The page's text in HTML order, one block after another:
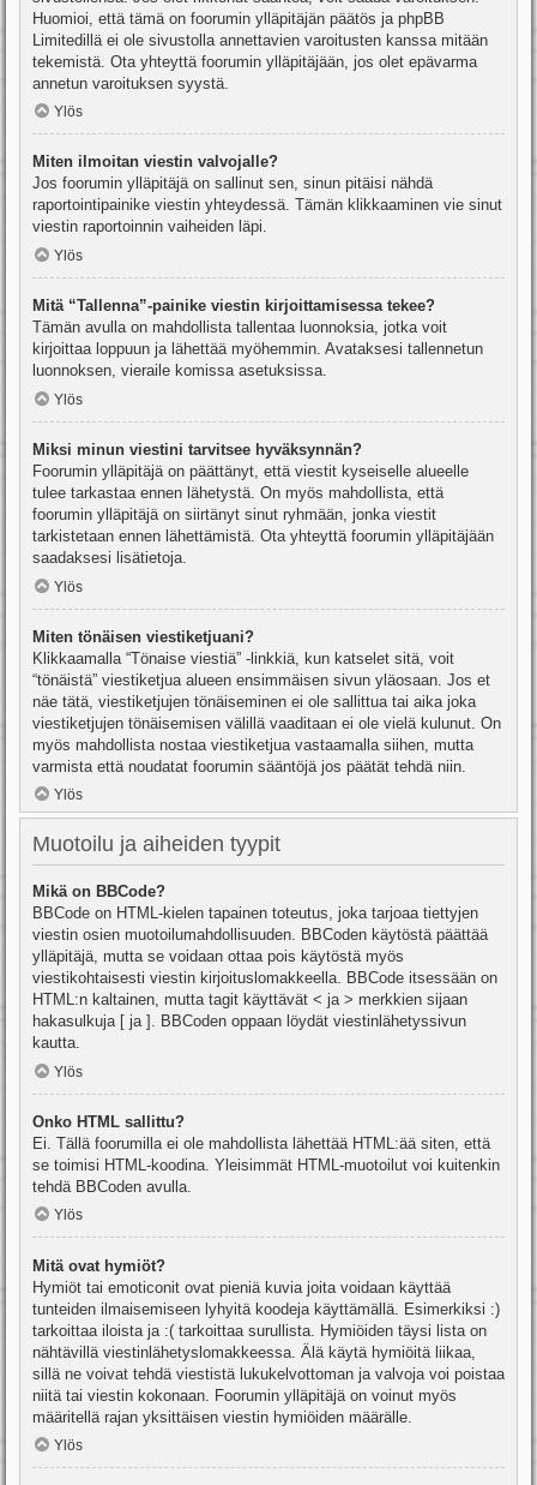
Huomioi, että tämä on foorumin ylläpitäjän päätös ja phpBB
Limitedillä ei ole sivustolla annettavien varoitusten kanssa mitään
tekemistä. Ota yhteyttä foorumin ylläpitäjään, jos olet epävarma
annetun varoituksen syystä.
Ylös
Miten ilmoitan viestin valvojalle?
Jos foorumin ylläpitäjä on sallinut sen, sinun pitäisi nähdä
raportointipainike viestin yhteydessä. Tämän klikkaaminen vie sinut
viestin raportoinnin vaiheiden läpi.
Ylös
Mitä “Tallenna”-painike viestin kirjoittamisessa tekee?
Tämän avulla on mahdollista tallentaa luonnoksia, jotka voit
kirjoittaa loppuun ja lähettää myöhemmin. Avataksesi tallennetun
luonnoksen, vieraile komissa asetuksissa.
Ylös
Miksi minun viestini tarvitsee hyväksynnän?
Foorumin ylläpitäjä on päättänyt, että viestit kyseiselle alueelle
tulee tarkastaa ennen lähetystä. On myös mahdollista, että
foorumin ylläpitäjä on siirtänyt sinut ryhmään, jonka viestit
tarkistetaan ennen lähettämistä. Ota yhteyttä foorumin ylläpitäjään
saadaksesi lisätietoja.
Ylös
Miten tönäisen viestiketjuani?
Klikkaamalla “Tönaise viestiä” -linkkiä, kun katselet sitä, voit
“tönäistä” viestiketjua alueen ensimmäisen sivun yläosaan. Jos et
näe tätä, viestiketjujen tönäiseminen ei ole sallittua tai aika joka
viestiketjujen tönäisemisen välillä vaaditaan ei ole vielä kulunut. On
myös mahdollista nostaa viestiketjua vastaamalla siihen, mutta
varmista että noudatat foorumin sääntöjä jos päätät tehdä niin.
Ylös
Muotoilu ja aiheiden tyypit
Mikä on BBCode?
BBCode on HTML-kielen tapainen toteutus, joka tarjoaa tiettyjen
viestin osien muotoilumahdollisuuden. BBCoden käytöstä päättää
ylläpitäjä, mutta se voidaan ottaa pois käytöstä myös
viestikohtaisesti viestin kirjoituslomakkeella. BBCode itsessään on
HTML:n kaltainen, mutta tagit käyttävät < ja > merkkien sijaan
hakasulkuja [ ja ]. BBCoden oppaan löydät viestinlähetyssivun
kautta.
Ylös
Onko HTML sallittu?
Ei. Tällä foorumilla ei ole mahdollista lähettää HTML:ää siten, että
se toimisi HTML-koodina. Yleisimmät HTML-muotoilut voi kuitenkin
tehdä BBCoden avulla.
Ylös
Mitä ovat hymiöt?
Hymiöt tai emoticonit ovat pieniä kuvia joita voidaan käyttää
tunteiden ilmaisemiseen lyhyitä koodeja käyttämällä. Esimerkiksi :)
tarkoittaa iloista ja :( tarkoittaa surullista. Hymiöiden täysi lista on
nähtävillä viestinlähetyslomakkeessa. Älä käytä hymiöitä liikaa,
sillä ne voivat tehdä viestistä lukukelvottoman ja valvoja voi poistaa
niitä tai viestin kokonaan. Foorumin ylläpitäjä on voinut myös
määritellä rajan yksittäisen viestin hymiöiden määrälle.
Ylös